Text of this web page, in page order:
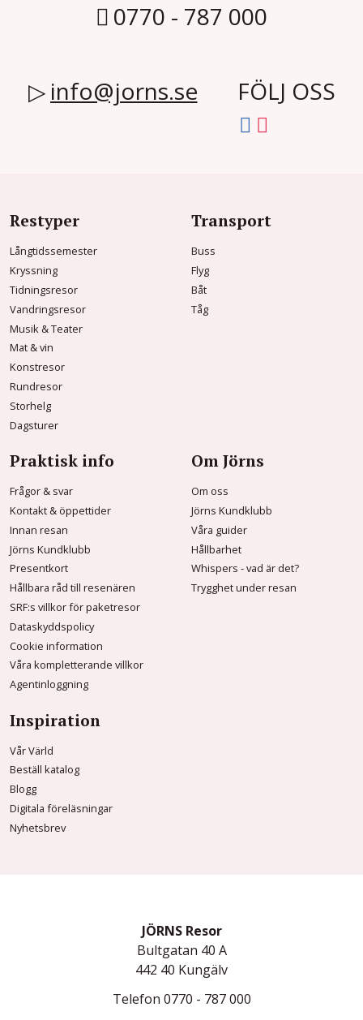
0770 - 787 000
info@jorns.se FÖLJ OSS
Restyper
Långtidssemester
Kryssning
Tidningsresor
Vandringsresor
Musik & Teater
Mat & vin
Konstresor
Rundresor
Storhelg
Dagsturer
Transport
Buss
Flyg
Båt
Tåg
Praktisk info
Frågor & svar
Kontakt & öppettider
Innan resan
Jörns Kundklubb
Presentkort
Hållbara råd till resenären
SRF:s villkor för paketresor
Dataskyddspolicy
Cookie information
Våra kompletterande villkor
Agentinloggning
Om Jörns
Om oss
Jörns Kundklubb
Våra guider
Hållbarhet
Whispers - vad är det?
Trygghet under resan
Inspiration
Vår Värld
Beställ katalog
Blogg
Digitala föreläsningar
Nyhetsbrev
JÖRNS Resor
Bultgatan 40 A
442 40 Kungälv
Telefon 0770 - 787 000